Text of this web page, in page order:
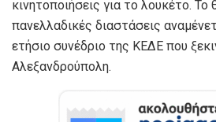
κινητοποιήσεις για το λουκέτο. Το
πανελλαδικές διαστάσεις
ετήσιο συνέδριο της ΚΕΔΕ που
Αλεξανδρούπολη.